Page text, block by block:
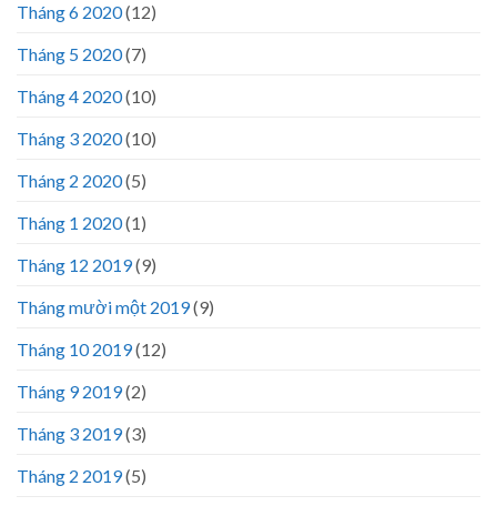
Tháng 6 2020(12)
Tháng 5 2020(7)
Tháng 4 2020(10)
Tháng 3 2020(10)
Tháng 2 2020(5)
Tháng 1 2020(1)
Tháng 12 2019(9)
Tháng mười một 2019(9)
Tháng 10 2019(12)
Tháng 9 2019(2)
Tháng 3 2019(3)
Tháng 2 2019(5)